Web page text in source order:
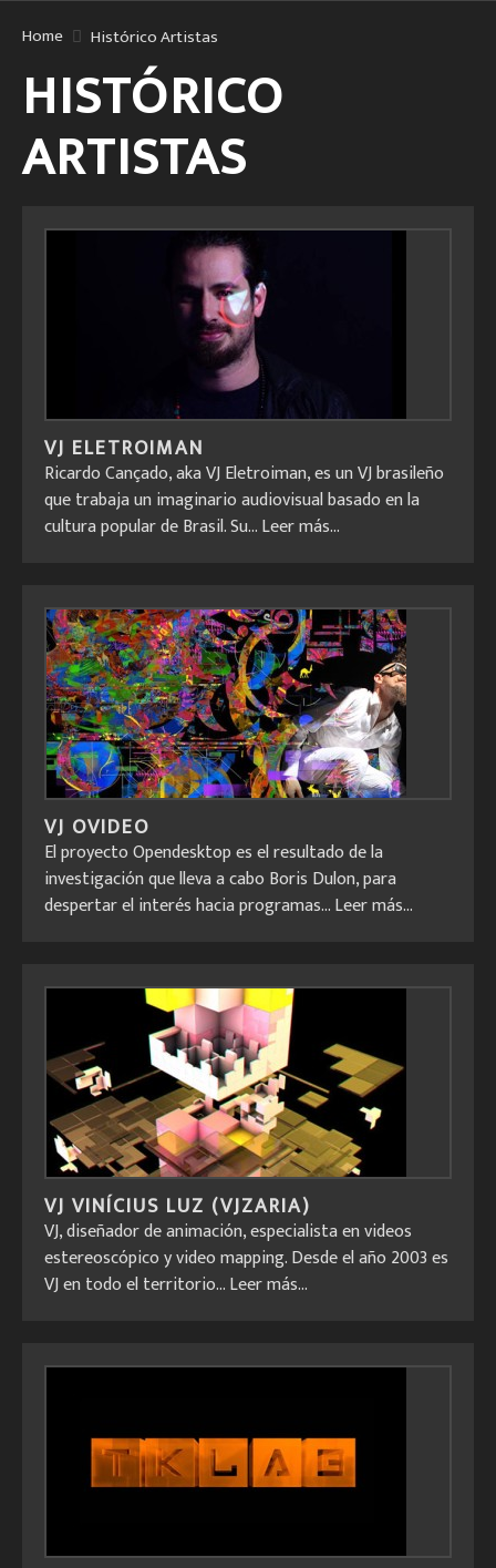
Home Histórico Artistas
HISTÓRICO
ARTISTAS
VJ ELETROIMAN
Ricardo Cançado, aka VJ Eletroiman, es un VJ brasileño
que trabaja un imaginario audiovisual basado en la
cultura popular de Brasil. Su...Leer más...
VJ OVIDEO
El proyecto Opendesktop es el resultado de la
investigación que lleva a cabo Boris Dulon, para
despertar el interés hacia programas...Leer más...
VJ VINÍCIUS LUZ (VJZARIA)
VJ, diseñador de animación, especialista en videos
estereoscópico y video mapping. Desde el año 2003 es
VJ en todo el territorio...Leer más...